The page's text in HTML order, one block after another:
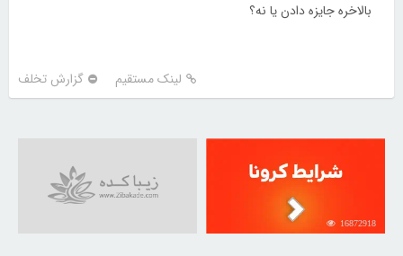
بالاخره جایزه دادن یا نه؟
لینک مستقیم گزارش تخلف
16872918